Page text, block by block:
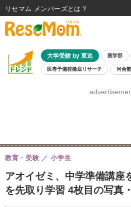
大学受験 by 東進 医学部
医専予備校徹底リサーチ 河合
8月開催学校説明会・
アオイゼミ、中学準備講
を先取り学習 4枚目の写真
教育・受験 小学生
リセマム メンバーズ